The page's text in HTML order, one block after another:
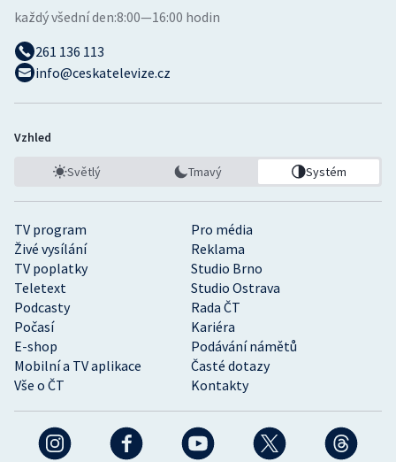
TV program
Pro média
Živé vysílání
Reklama
TV poplatky
Studio Brno
Teletext
Studio Ostrava
Podcasty
Rada ČT
Počasí
Kariéra
E-shop
Podávání námětů
Mobilní a TV aplikace
Časté dotazy
Vše o ČT
Kontakty
každý všední den:8:00—16:00 hodin
261 136 113
info@ceskatelevize.cz
Vzhled
Světlý Tmavý Systém